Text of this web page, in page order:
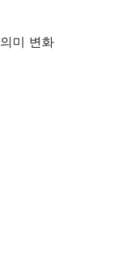
미 변화